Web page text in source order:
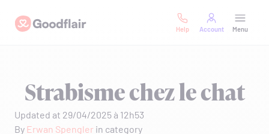
content
Goodflair
Help Account Menu
Strabisme chez le chat
Updated at 29/04/2025 à 12h53
By Erwan Spengler in category